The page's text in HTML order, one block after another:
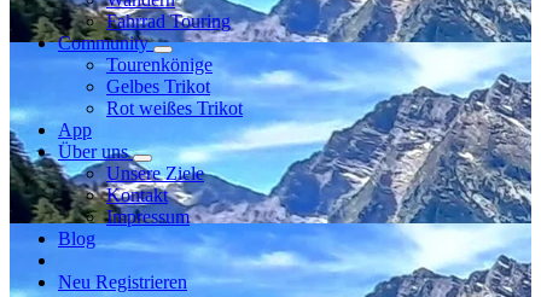
Fahrrad Touring
Community
Tourenkönige
Gelbes Trikot
Rot weißes Trikot
App
Über uns
Unsere Ziele
Kontakt
Impressum
Blog
Neu Registrieren